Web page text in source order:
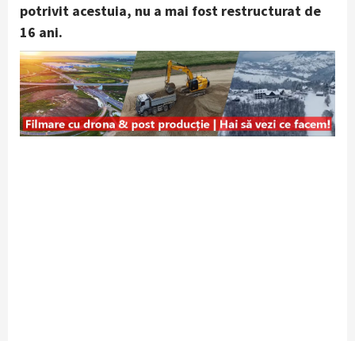
potrivit acestuia, nu a mai fost restructurat de
16 ani.